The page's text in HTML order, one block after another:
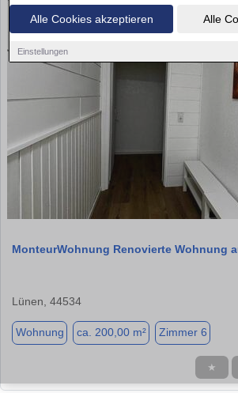
Alle Cookies akzeptieren Alle
Einstellungen
MonteurWohnung Renovierte Wohnung
Lünen, 44534
Wohnung ca. 200,00 m² Zimmer 6
★